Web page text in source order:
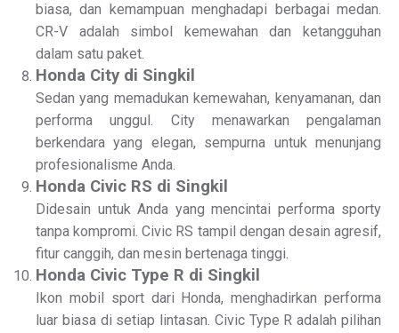
biasa, dan kemampuan menghadapi berbagai medan.
CR-V adalah simbol kemewahan dan ketangguhan
dalam satu paket.
Honda City di Singkil
Sedan yang memadukan kemewahan, kenyamanan, dan
performa unggul. City menawarkan pengalaman
berkendara yang elegan, sempurna untuk menunjang
profesionalisme Anda.
Honda Civic RS di Singkil
Didesain untuk Anda yang mencintai performa sporty
tanpa kompromi. Civic RS tampil dengan desain agresif,
fitur canggih, dan mesin bertenaga tinggi.
Honda Civic Type R di Singkil
Ikon mobil sport dari Honda, menghadirkan performa
luar biasa di setiap lintasan. Civic Type R adalah pilihan